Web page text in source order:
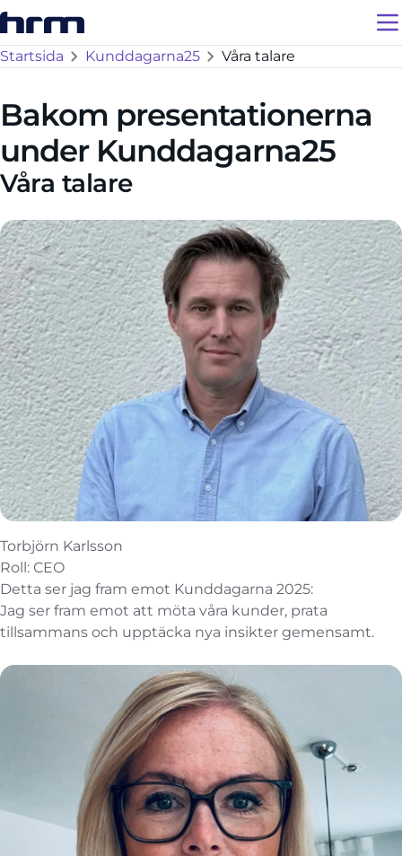
Startsida Kunddagarna25 Våra talare
Bakom presentationerna
under Kunddagarna25
Våra talare
Torbjörn Karlsson
Roll: CEO
Detta ser jag fram emot Kunddagarna 2025:
Jag ser fram emot att möta våra kunder, prata
tillsammans och upptäcka nya insikter gemensamt.